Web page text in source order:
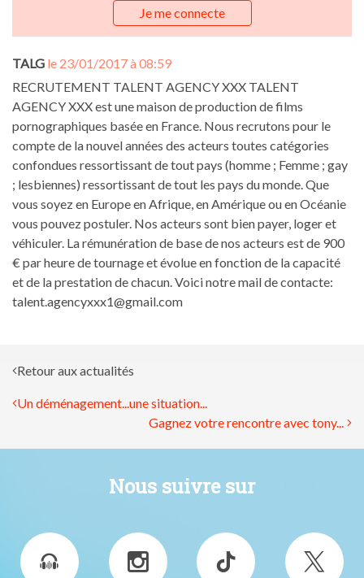
Je me connecte
TALG le 23/01/2017 à 08:59
RECRUTEMENT TALENT AGENCY XXX TALENT
AGENCY XXX est une maison de production de films
pornographiques basée en France. Nous recrutons pour le
compte de la nouvel années des acteurs toutes catégories
confondues ressortissant de tout pays (homme ; Femme ; gay
; lesbiennes) ressortissant de tout les pays du monde. Que
vous soyez en Europe en Afrique, en Amérique ou en Océanie
vous pouvez postuler. Nos acteurs sont bien payer, loger et
véhiculer. La rémunération de base de nos acteurs est de 900
€ par heure de tournage et évolue en fonction de la capacité
et de la prestation de chacun. Voici notre mail de contacte:
talent.agencyxxx1@gmail.com
Retour aux actualités
Un déménagement...une situation...
Gagnez votre rencontre avec tony...
Nous suivre sur